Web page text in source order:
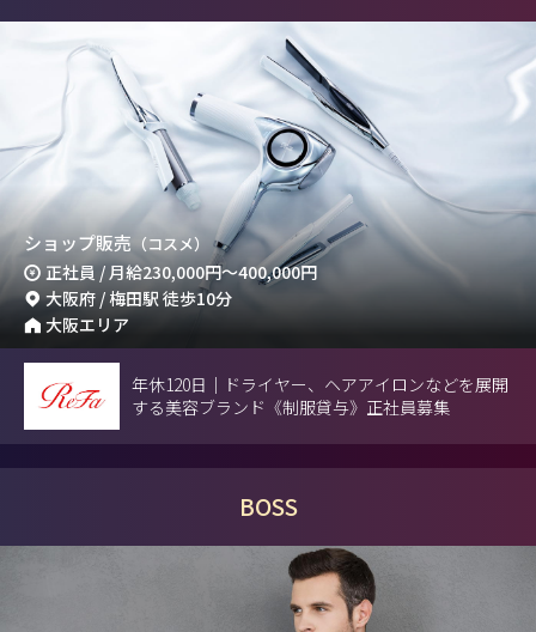
ショップ販売（コスメ）
正社員 / 月給230,000円～400,000円
大阪府 / 梅田駅 徒歩10分
大阪エリア
年休120日｜ドライヤー、ヘアアイロンなどを展開
する美容ブランド《制服貸与》正社員募集
BOSS